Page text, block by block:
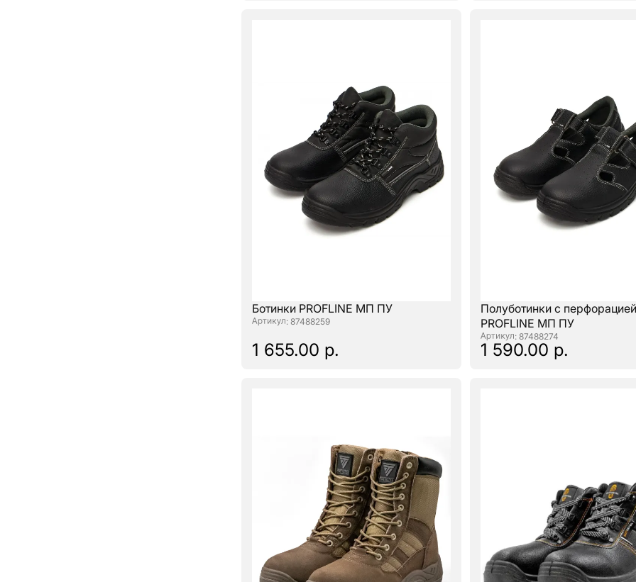
Ботинки PROFLINE МП ПУ
: 87488259
1 655.00 р.
Полуботинки с перфорацией
PROFLINE МП ПУ
: 87488274
1 590.00 р.